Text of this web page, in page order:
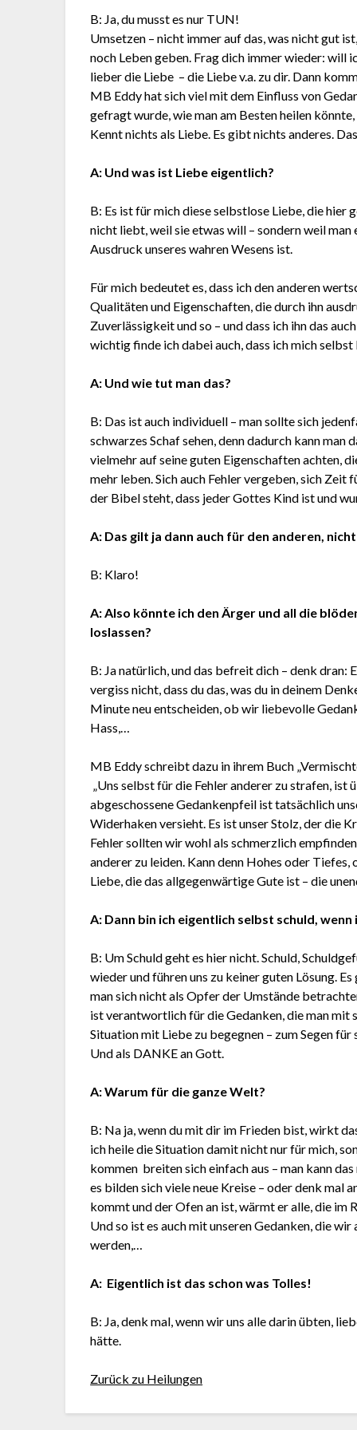
B: Ja, du musst es nur TUN!
Umsetzen – nicht immer auf das, was nicht gut
noch Leben geben. Frag dich immer wieder: will
lieber die Liebe – die Liebe v.a. zu dir. Dann
MB Eddy hat sich viel mit dem Einfluss von
gefragt wurde, wie man am Besten heilen
Kennt nichts als Liebe. Es gibt nichts anderes.
A: Und was ist Liebe eigentlich?
B: Es ist für mich diese selbstlose Liebe, die
nicht liebt, weil sie etwas will – sondern weil
Ausdruck unseres wahren Wesens ist.
Für mich bedeutet es, dass ich den anderen
Qualitäten und Eigenschaften, die durch ihn
Zuverlässigkeit und so – und dass ich ihn das
wichtig finde ich dabei auch, dass ich mich selbst
A: Und wie tut man das?
B: Das ist auch individuell – man sollte sich
schwarzes Schaf sehen, denn dadurch kann man
vielmehr auf seine guten Eigenschaften achten,
mehr leben. Sich auch Fehler vergeben, sich Zeit
der Bibel steht, dass jeder Gottes Kind ist und
A: Das gilt ja dann auch für den anderen,
B: Klaro!
A: Also könnte ich den Ärger und all die
loslassen?
B: Ja natürlich, und das befreit dich – denk dran:
vergiss nicht, dass du das, was du in deinem
Minute neu entscheiden, ob wir liebevolle
Hass,…
MB Eddy schreibt dazu in ihrem Buch
„Uns selbst für die Fehler anderer zu strafen,
abgeschossene Gedankenpfeil ist tatsächlich
Widerhaken versieht. Es ist unser Stolz, der die
Fehler sollten wir wohl als schmerzlich
anderer zu leiden. Kann denn Hohes oder
Liebe, die das allgegenwärtige Gute ist – die
A: Dann bin ich eigentlich selbst schuld,
B: Um Schuld geht es hier nicht. Schuld,
wieder und führen uns zu keiner guten Lösung.
man sich nicht als Opfer der Umstände
ist verantwortlich für die Gedanken, die man mit
Situation mit Liebe zu begegnen – zum Segen
Und als DANKE an Gott.
A: Warum für die ganze Welt?
B: Na ja, wenn du mit dir im Frieden bist, wirkt
ich heile die Situation damit nicht nur für mich,
kommen breiten sich einfach aus – man kann
es bilden sich viele neue Kreise – oder denk mal
kommt und der Ofen an ist, wärmt er alle, die im
Und so ist es auch mit unseren Gedanken, die
werden,…
A: Eigentlich ist das schon was Tolles!
B: Ja, denk mal, wenn wir uns alle darin übten,
hätte.
Zurück zu Heilungen